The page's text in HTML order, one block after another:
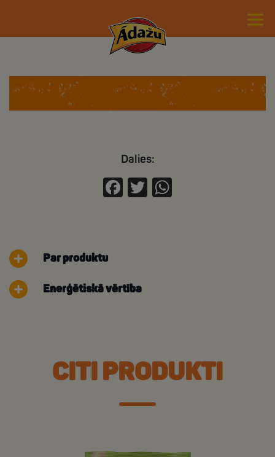
Santa sancho
Dalies:
Facebook
Twitter
Par produktu
Enerģētiskā vērtība
CITI PRODUKTI